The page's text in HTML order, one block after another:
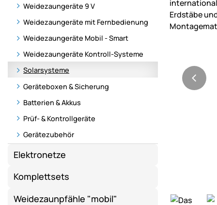
Weidezaungeräte 9 V
Weidezaungeräte mit Fernbedienung
Weidezaungeräte Mobil - Smart
Weidezaungeräte Kontroll-Systeme
Solarsysteme
Geräteboxen & Sicherung
Batterien & Akkus
Prüf- & Kontrollgeräte
Gerätezubehör
Elektronetze
Komplettsets
Weidezaunpfähle "mobil"